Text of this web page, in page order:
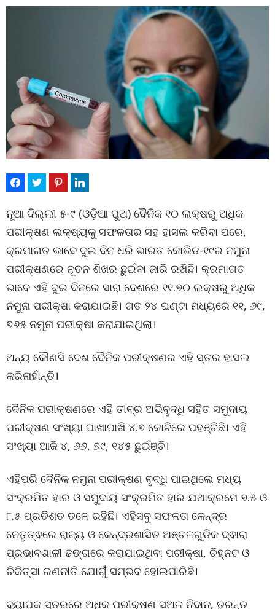
ନୂଆ ଦିଲ୍ଲୀ ୫-୯ (ଓଡ଼ିଆ ପୁଅ) ଦୈନିକ ୧୦ ଲକ୍ଷରୁ ଅଧିକ
ପରୀକ୍ଷଣ ଲକ୍ଷ୍ୟକୁ ସଫଳତାର ସହ ହାସଲ କରିବା ପରେ,
କ୍ରମାଗତ ଭାବେ ଦୁଇ ଦିନ ଧରି ଭାରତ କୋଭିଡ-୧୯ର ନମୁନା
ପରୀକ୍ଷଣରେ ନୂତନ ଶିଖର ଛୁଇଁବା ଜାରି ରଖିଛି। କ୍ରମାଗତ
ଭାବେ ଏହି ଦୁଇ ଦିନରେ ସାରା ଦେଶରେ ୧୧.୭୦ ଲକ୍ଷରୁ ଅଧିକ
ନମୁନା ପରୀକ୍ଷା କରାଯାଇଛି। ଗତ ୨୪ ଘଣ୍ଟା ମଧ୍ୟରେ ୧୧, ୬୯,
୭୬୫ ନମୁନା ପରୀକ୍ଷା କରାଯାଇଥିଲା।
ଅନ୍ୟ କୌଣସି ଦେଶ ଦୈନିକ ପରୀକ୍ଷଣର ଏହି ସ୍ତର ହାସଲ
କରିନାହାଁନ୍ତି।
ଦୈନିକ ପରୀକ୍ଷଣରେ ଏହି ତୀବ୍ର ଅଭିବୃଦ୍ଧି ସହିତ ସମୁଦାୟ
ପରୀକ୍ଷଣ ସଂଖ୍ୟା ପାଖାପାଖି ୪.୭ କୋଟିରେ ପହଞ୍ଚିଛି। ଏହି
ସଂଖ୍ୟା ଆଜି ୪, ୬୬, ୭୯, ୧୪୫ ଛୁଇଁଞ୍ଚି।
ଏହିପରି ଦୈନିକ ନମୁନା ପରୀକ୍ଷଣ ବୃଦ୍ଧି ପାଇଥିଲେ ମଧ୍ୟ
ସଂକ୍ରମିତ ହାର ଓ ସମୁଦାୟ ସଂକ୍ରମିତ ହାର ଯଥାକ୍ରମେ ୭.୫ ଓ
୮.୫ ପ୍ରତିଶତ ତଳେ ରହିଛି। ଏହିସବୁ ସଫଳତା କେନ୍ଦ୍ର
ନେତୃତ୍ଵରେ ରାଜ୍ୟ ଓ କେନ୍ଦ୍ରଶାସିତ ଅଞ୍ଚଳଗୁଡିକ ଦ୍ଵାରା
ପ୍ରଭାବଶାଳୀ ଢଙ୍ଗରେ କରାଯାଇଥିବା ପରୀକ୍ଷା, ଚିହ୍ନଟ ଓ
ଚିକିତ୍ସା ରଣନୀତି ଯୋଗୁଁ ସମ୍ଭବ ହୋଇପାରିଛି।
ବ୍ୟାପକ ସ୍ତରରେ ଅଧିକ ପରୀକ୍ଷଣ ସଅଳ ନିଦାନ, ତୁରନ୍ତ